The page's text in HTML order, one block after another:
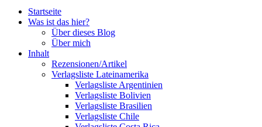
Startseite
Was ist das hier?
Über dieses Blog
Über mich
Inhalt
Rezensionen/Artikel
Verlagsliste Lateinamerika
Verlagsliste Argentinien
Verlagsliste Bolivien
Verlagsliste Brasilien
Verlagsliste Chile